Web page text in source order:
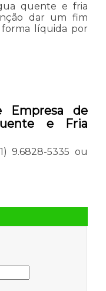
quente e fria
dar um fim
líquida por
Empresa de
e Fria
9.6828-5335 ou